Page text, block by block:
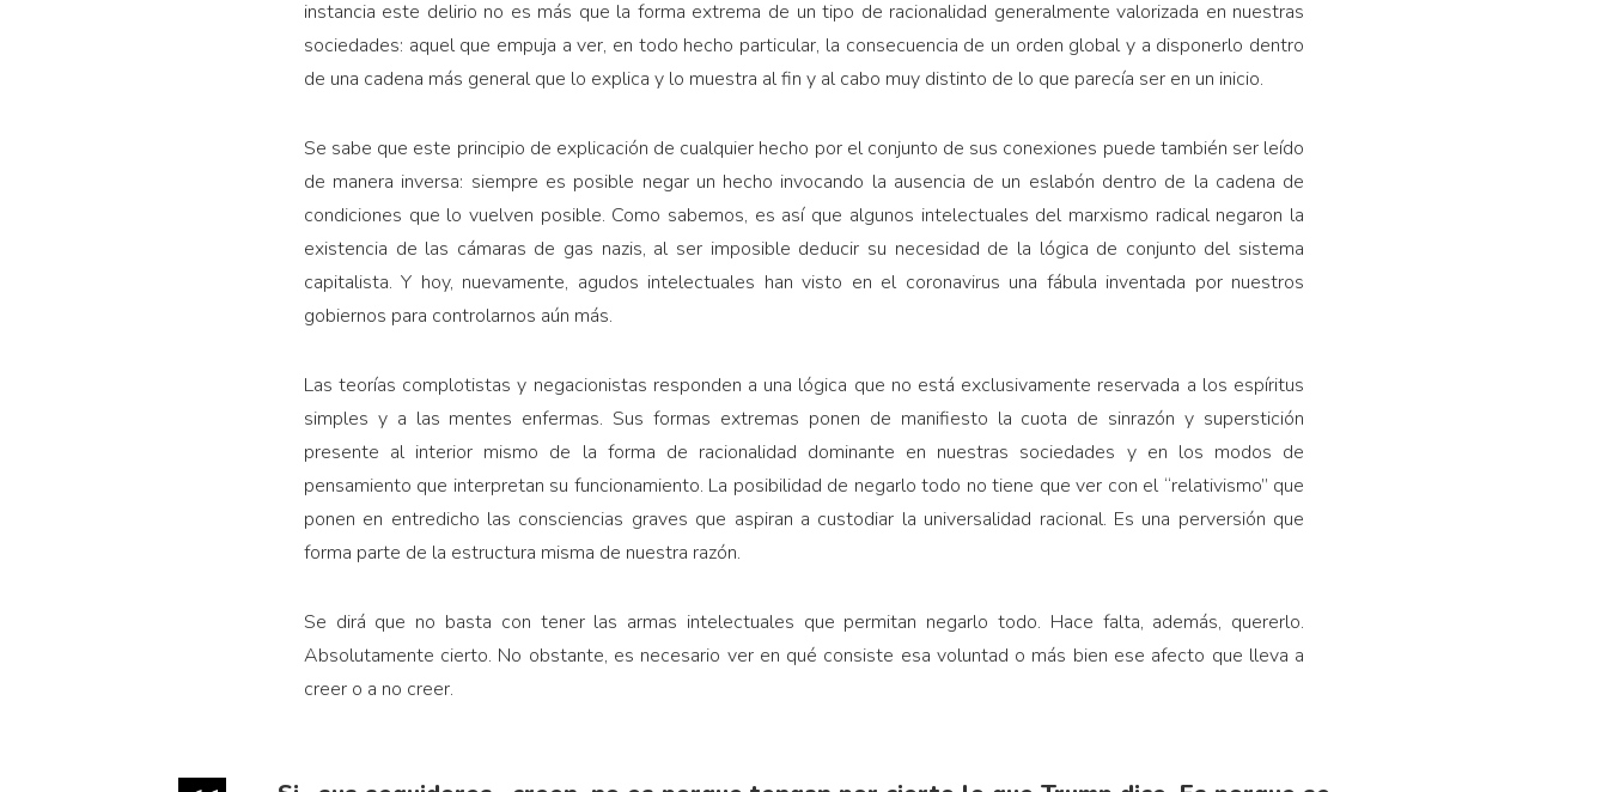
instancia este delirio no es más que la forma extrema de un tipo de racionalidad generalmente valorizada en nuestras
sociedades: aquel que empuja a ver, en todo hecho particular, la consecuencia de un orden global y a disponerlo dentro
de una cadena más general que lo explica y lo muestra al fin y al cabo muy distinto de lo que parecía ser en un inicio.
Se sabe que este principio de explicación de cualquier hecho por el conjunto de sus conexiones puede también ser leído
de manera inversa: siempre es posible negar un hecho invocando la ausencia de un eslabón dentro de la cadena de
condiciones que lo vuelven posible. Como sabemos, es así que algunos intelectuales del marxismo radical negaron la
existencia de las cámaras de gas nazis, al ser imposible deducir su necesidad de la lógica de conjunto del sistema
capitalista. Y hoy, nuevamente, agudos intelectuales han visto en el coronavirus una fábula inventada por nuestros
gobiernos para controlarnos aún más.
Las teorías complotistas y negacionistas responden a una lógica que no está exclusivamente reservada a los espíritus
simples y a las mentes enfermas. Sus formas extremas ponen de manifiesto la cuota de sinrazón y superstición
presente al interior mismo de la forma de racionalidad dominante en nuestras sociedades y en los modos de
pensamiento que interpretan su funcionamiento. La posibilidad de negarlo todo no tiene que ver con el “relativismo” que
ponen en entredicho las consciencias graves que aspiran a custodiar la universalidad racional. Es una perversión que
forma parte de la estructura misma de nuestra razón.
Se dirá que no basta con tener las armas intelectuales que permitan negarlo todo. Hace falta, además, quererlo.
Absolutamente cierto. No obstante, es necesario ver en qué consiste esa voluntad o más bien ese afecto que lleva a
creer o a no creer.